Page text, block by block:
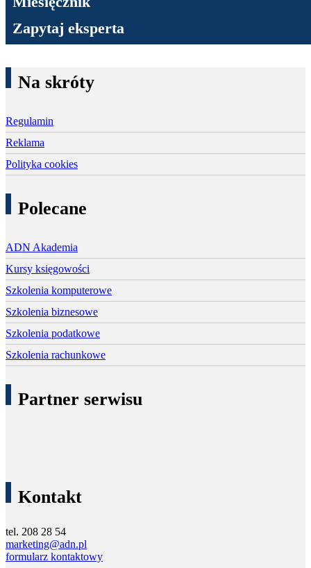
Zapytaj eksperta
Na skróty
Regulamin
Reklama
Polityka cookies
Polecane
ADN Akademia
Kursy księgowości
Szkolenia komputerowe
Szkolenia biznesowe
Szkolenia podatkowe
Szkolenia rachunkowe
Partner serwisu
Kontakt
tel. 208 28 54
marketing@adn.pl
formularz kontaktowy